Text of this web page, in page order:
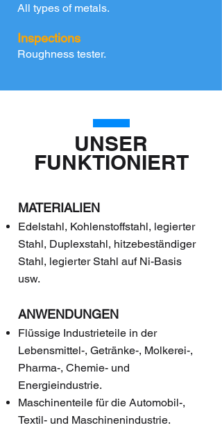
All types of metals.
Inspections
Roughness tester.
UNSER
FUNKTIONIERT
MATERIALIEN
Edelstahl, Kohlenstoffstahl, legierter
Stahl, Duplexstahl, hitzebeständiger
Stahl, legierter Stahl auf Ni-Basis
usw.
ANWENDUNGEN
Flüssige Industrieteile in der
Lebensmittel-, Getränke-, Molkerei-,
Pharma-, Chemie- und
Energieindustrie.
Maschinenteile für die Automobil-,
Textil- und Maschinenindustrie.